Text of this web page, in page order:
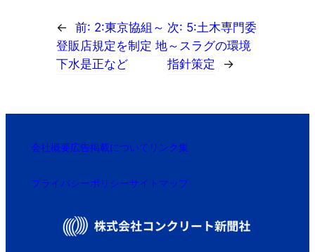
← 前: 2:東京協組～
登販店規定を制定 地
下水是正など
次: 5:土木専門委
～スラグの環境
指針策定
→
会社概要広告掲載について リンク集
プライバシーポリシーサイトマップ